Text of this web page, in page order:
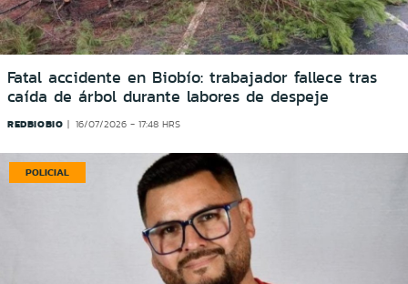
Fatal accidente en Biobío: trabajador fallece tras
caída de árbol durante labores de despeje
REDBIOBIO 16/07/2026 - 17:48 HRS
POLICIAL